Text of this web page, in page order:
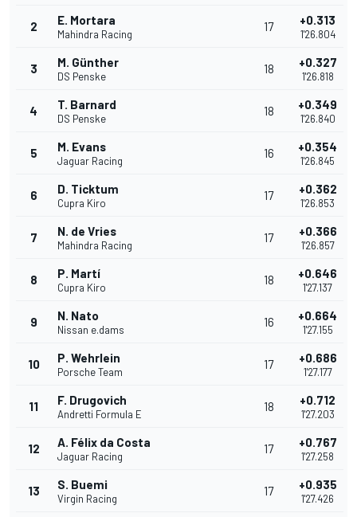
2 E. Mortara
Mahindra Racing
17 +0.313
1'26.804
3 M. Günther
DS Penske
18 +0.327
1'26.818
4 T. Barnard
DS Penske
18 +0.349
1'26.840
5 M. Evans
Jaguar Racing
16 +0.354
1'26.845
6 D. Ticktum
Cupra Kiro
17 +0.362
1'26.853
7 N. de Vries
Mahindra Racing
17 +0.366
1'26.857
8 P. Martí
Cupra Kiro
18 +0.646
1'27.137
9 N. Nato
Nissan e.dams
16 +0.664
1'27.155
10 P. Wehrlein
Porsche Team
17 +0.686
1'27.177
11 F. Drugovich
Andretti Formula E
18 +0.712
1'27.203
12 A. Félix da Costa
Jaguar Racing
17 +0.767
1'27.258
13 S. Buemi
Virgin Racing
17 +0.935
1'27.426